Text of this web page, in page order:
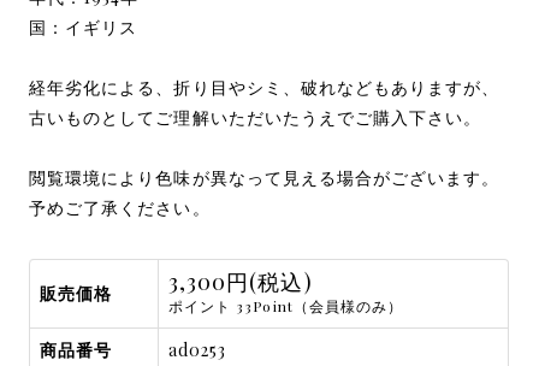
国：イギリス
経年劣化による、折り目やシミ、破れなどもありますが、
古いものとしてご理解いただいたうえでご購入下さい。
閲覧環境により色味が異なって見える場合がございます。
予めご了承ください。
販売価格 3,300円(税込)
ポイント 33Point（会員様のみ）
商品番号 ad0253